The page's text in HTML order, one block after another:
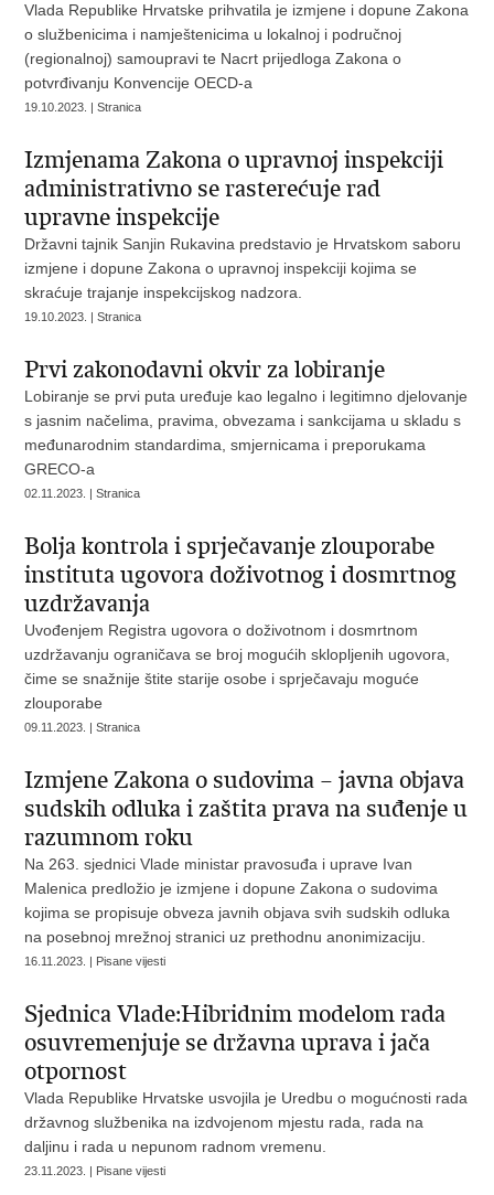
Vlada Republike Hrvatske prihvatila je izmjene i dopune Zakona
o službenicima i namještenicima u lokalnoj i područnoj
(regionalnoj) samoupravi te Nacrt prijedloga Zakona o
potvrđivanju Konvencije OECD-a
19.10.2023. | Stranica
Izmjenama Zakona o upravnoj inspekciji
administrativno se rasterećuje rad
upravne inspekcije
Državni tajnik Sanjin Rukavina predstavio je Hrvatskom saboru
izmjene i dopune Zakona o upravnoj inspekciji kojima se
skraćuje trajanje inspekcijskog nadzora.
19.10.2023. | Stranica
Prvi zakonodavni okvir za lobiranje
Lobiranje se prvi puta uređuje kao legalno i legitimno djelovanje
s jasnim načelima, pravima, obvezama i sankcijama u skladu s
međunarodnim standardima, smjernicama i preporukama
GRECO-a
02.11.2023. | Stranica
Bolja kontrola i sprječavanje zlouporabe
instituta ugovora doživotnog i dosmrtnog
uzdržavanja
Uvođenjem Registra ugovora o doživotnom i dosmrtnom
uzdržavanju ograničava se broj mogućih sklopljenih ugovora,
čime se snažnije štite starije osobe i sprječavaju moguće
zlouporabe
09.11.2023. | Stranica
Izmjene Zakona o sudovima – javna objava
sudskih odluka i zaštita prava na suđenje u
razumnom roku
Na 263. sjednici Vlade ministar pravosuđa i uprave Ivan
Malenica predložio je izmjene i dopune Zakona o sudovima
kojima se propisuje obveza javnih objava svih sudskih odluka
na posebnoj mrežnoj stranici uz prethodnu anonimizaciju.
16.11.2023. | Pisane vijesti
Sjednica Vlade:Hibridnim modelom rada
osuvremenjuje se državna uprava i jača
otpornost
Vlada Republike Hrvatske usvojila je Uredbu o mogućnosti rada
državnog službenika na izdvojenom mjestu rada, rada na
daljinu i rada u nepunom radnom vremenu.
23.11.2023. | Pisane vijesti